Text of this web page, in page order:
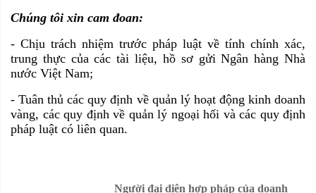
Chúng tôi xin cam đoan:
- Chịu trách nhiệm trước pháp luật về tính chính xác,
trung thực của các tài liệu, hồ sơ gửi Ngân hàng Nhà
nước Việt Nam;
- Tuân thủ các quy định về quản lý hoạt động kinh doanh
vàng, các quy định về quản lý ngoại hối và các quy định
pháp luật có liên quan.
Người đại diện hợp pháp của doanh